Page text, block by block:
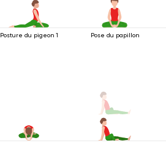
Posture du pigeon 1 Pose du papillon